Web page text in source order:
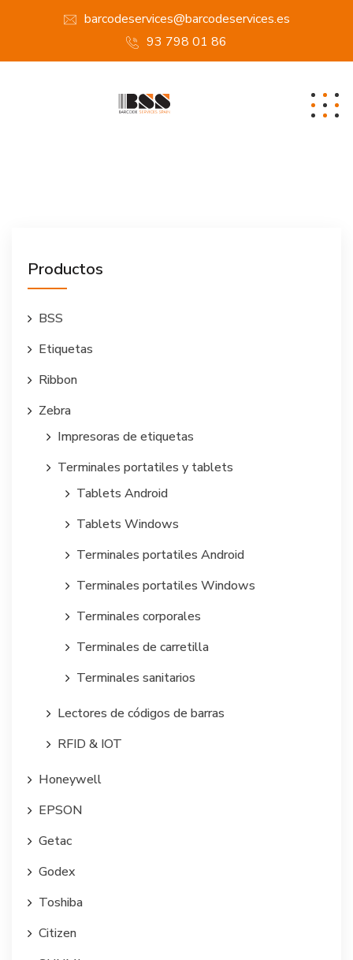
barcodeservices@barcodeservices.es
93 798 01 86
Productos
BSS
Etiquetas
Ribbon
Zebra
Impresoras de etiquetas
Terminales portatiles y tablets
Tablets Android
Tablets Windows
Terminales portatiles Android
Terminales portatiles Windows
Terminales corporales
Terminales de carretilla
Terminales sanitarios
Lectores de códigos de barras
RFID & IOT
Honeywell
EPSON
Getac
Godex
Toshiba
Citizen